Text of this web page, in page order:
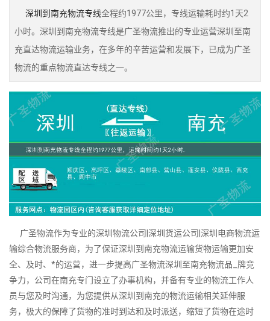
深圳到南充物流专线全程约1977公里，专线运输耗时约1天2
小时。深圳到南充物流专线是广圣物流推出的专业运营深圳至南
充直达物流运输业务，在多年的辛苦运营和发展下，已成为广圣
物流的重点物流直达专线之一。
广圣物流作为专业的深圳物流公司|深圳货运公司|深圳电商物流运
输综合物流服务商，为了保证深圳到南充物流运输货物运输更加安
全、及时、*的运营，进一步提高广圣物流深圳至南充物流品_牌竞
争力，公司在南充专门设立了办事机构，并备有专业的物流工作人
员与您及时沟通，为您提供从深圳到南充的物流运输相关延伸服
务，极大的保障了货物的准时到达和及时派送，缩短了货物在途时